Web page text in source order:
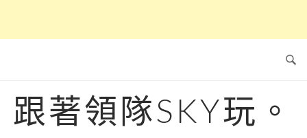
跟著領隊SKY玩。